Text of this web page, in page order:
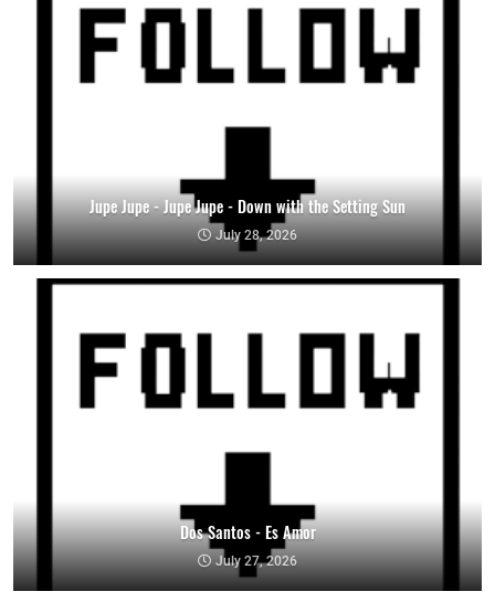
Jupe Jupe - Jupe Jupe - Down with the Setting Sun
July 28, 2026
Dos Santos - Es Amor
July 27, 2026